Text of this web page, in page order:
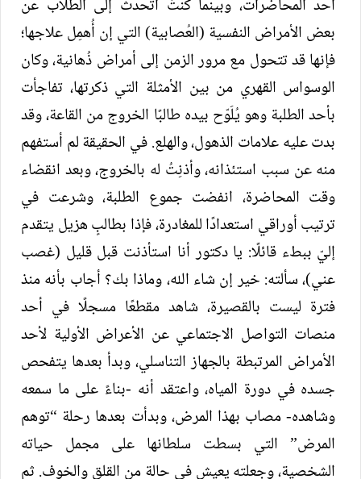
أحد المحاضرات، وبينما كنتُ أتحدث إلى الطلاب عن
بعض الأمراض النفسية (العُصابية) التي إن أُهمِل علاجها؛
فإنها قد تتحول مع مرور الزمن إلى أمراض ذُهانية، وكان
الوسواس القهري من بين الأمثلة التي ذكرتها، تفاجأت
بأحد الطلبة وهو يُلَوّح بيده طالبًا الخروج من القاعة، وقد
بدت عليه علامات الذهول، والهلع. في الحقيقة لم أستفهم
منه عن سبب استئذانه، وأذنِتُ له بالخروج، وبعد انقضاء
وقت المحاضرة، انفضت جموع الطلبة، وشرعت في
ترتيب أوراقي استعدادًا للمغادرة، فإذا بطالبٍ هزيل يتقدم
إليّ ببطء قائلًا: يا دكتور أنا استأذنت قبل قليل (غصب
عني)، سألته: خير إن شاء الله، وماذا بك؟ أجاب بأنه منذ
فترة ليست بالقصيرة، شاهد مقطعًا مسجلًا في أحد
منصات التواصل الاجتماعي عن الأعراض الأولية لأحد
الأمراض المرتبطة بالجهاز التناسلي، وبدأ بعدها يتفحص
جسده في دورة المياه، واعتقد أنه -بناءً على ما سمعه
وشاهده- مصاب بهذا المرض، وبدأت بعدها رحلة “توهم
المرض” التي بسطت سلطانها على مجمل حياته
الشخصية، وجعلته يعيش في حالة من القلق والخوف. ثم